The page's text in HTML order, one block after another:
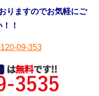
りますのでお気軽にご
！
09-353